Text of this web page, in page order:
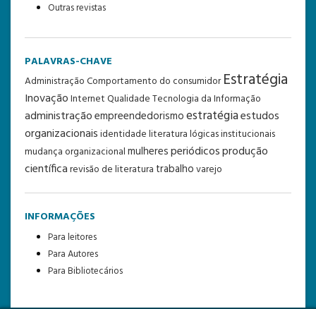
Outras revistas
PALAVRAS-CHAVE
AdministraçãoComportamento do consumidor Estratégia
InovaçãoInternetQualidadeTecnologia da Informação
administraçãoempreendedorismoestratégiaestudos
organizacionaisidentidadeliteraturalógicas institucionais
mudança organizacionalmulheresperiódicosprodução
científicarevisão de literatura trabalhovarejo
INFORMAÇÕES
Para leitores
Para Autores
Para Bibliotecários